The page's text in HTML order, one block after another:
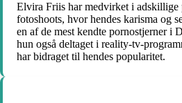
Elvira Friis har medvirket i
fotoshoots, hvor hendes karisma og
en af de mest kendte pornostjerner i
hun også deltaget i reality-tv-
har bidraget til hendes popularitet.